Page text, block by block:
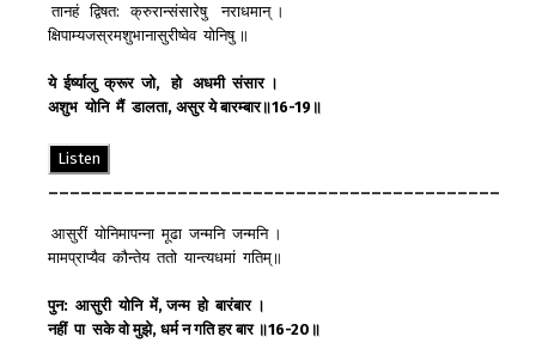
तानहं द्विषत: क्रुरान्संसारेषु नराधमान् ।
क्षिपाम्यजस्रमशुभानासुरीष्वेव योनिषु ॥
ये ईर्ष्यालु क्रूर जो,हो अधमी संसार ।
अशुभ योनि मैं डालता, असुर ये बारम्बार॥16-19 ॥
Listen
आसुरीं योनिमापन्ना मूढा जन्मनि जन्मनि ।
मामप्राप्यैव कौन्तेय ततो यान्त्यधमां गतिम्॥
पुन: आसुरी योनि में,जन्म हो बारंबार ।
नहीं पा सके वो मुझे, धर्म न गति हर बार ॥16-20 ॥